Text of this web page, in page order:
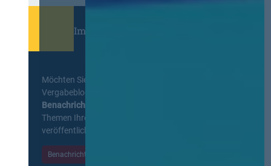
Immer informiert bleiben!
Möchten Sie keine Neuigkeiten aus dem
Vergabeblog verpassen? Per
Benachrichtigung
Themen Ihrer Wahl, sobald neue Beiträge
veröffentlicht werden.
Benachrichtigungen aktivieren